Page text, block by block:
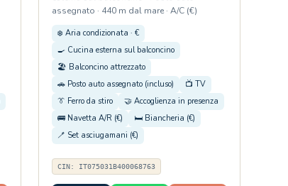
assegnato · 440 m dal mare · A/C (€)
❄️ Aria condizionata · €
🍳 Cucina esterna sul balconcino
🏖️ Balconcino attrezzato
🚗 Posto auto assegnato (incluso)
📺 TV
👔 Ferro da stiro
🤝 Accoglienza in presenza
🚌 Navetta A/R (€)
🛏️ Biancheria (€)
🪥 Set asciugamani (€)
CIN: IT075031B400068763